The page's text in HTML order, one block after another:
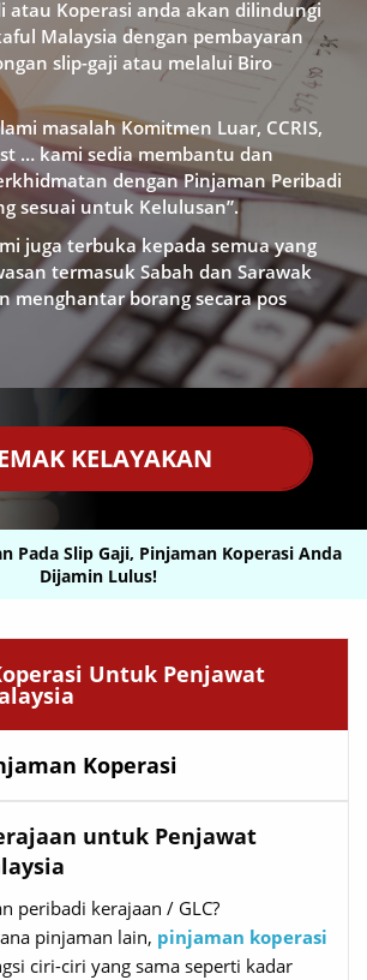
atau Koperasi anda akan dilindungi
Malaysia dengan pembayaran
slip-gaji atau melalui Biro
masalah Komitmen Luar, CCRIS,
… kami sedia membantu dan
dengan Pinjaman Peribadi
sesuai untuk Kelulusan”.
juga terbuka kepada semua yang
termasuk Sabah dan Sarawak
menghantar borang secara pos
KELAYAKAN
Pada Slip Gaji, Pinjaman Koperasi Anda
Dijamin Lulus!
Untuk Penjawat
Koperasi
untuk Penjawat
peribadi kerajaan / GLC?
pinjaman lain, pinjaman koperasi
ciri-ciri yang sama seperti kadar